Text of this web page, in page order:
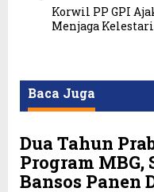
Korwil PP GPI
Menjaga
Baca Juga
Dua Tahun
Program
Bansos Panen